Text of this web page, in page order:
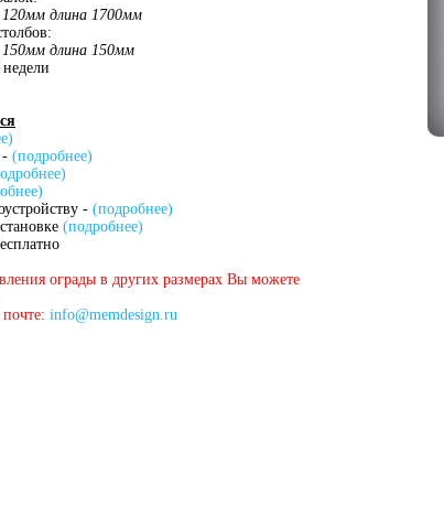
длина 1700мм
длина 150мм
- (подробнее)
- (подробнее)
(подробнее)
ограды в других размерах Вы можете
info@memdesign.ru